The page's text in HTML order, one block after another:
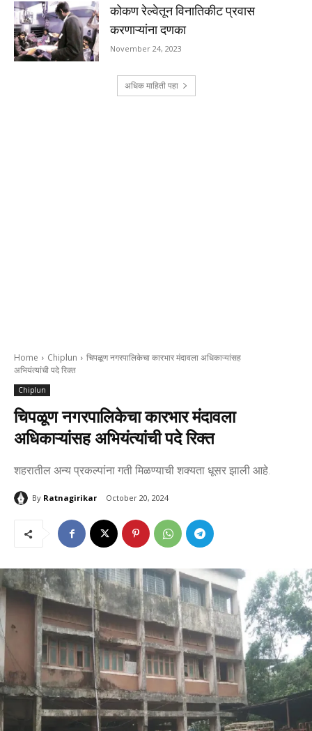
कोकण रेल्वेतून विनातिकीट प्रवास
करणाऱ्यांना दणका
November 24, 2023
अधिक माहिती पहा